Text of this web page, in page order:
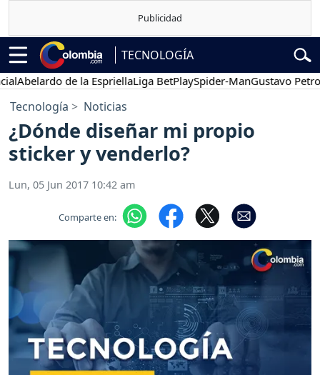
TECNOLOGÍA
de la EspriellaLiga BetPlaySpider-ManGustavo Petro
Tecnología Noticias
¿Dónde diseñar mi propio
sticker y venderlo?
Lun, 05 Jun 2017 10:42 am
Comparte en: